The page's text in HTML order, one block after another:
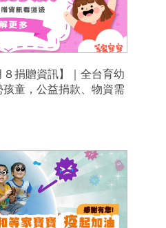
８捐贈資訊】｜全台育幼
童，公益捐款、物資需